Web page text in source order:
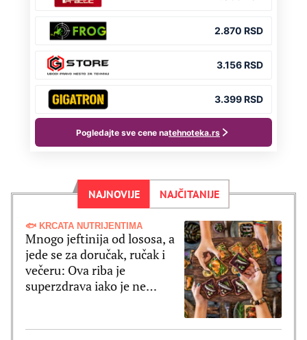
NAJNOVIJE NAJČITANIJE
🐟 KRCATA NUTRIJENTIMA
Mnogo jeftinija od lososa, a
jede se za doručak, ručak i
večeru: Ova riba je
superzdrava iako je ne